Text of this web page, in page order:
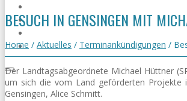
Viel erreicht
Kontakt
BESUCH IN GENSINGEN MIT
Home / Aktuelles / Terminankündigungen /
Der Landtagsabgeordnete Michael Hüttner
um sich die vom Land geförderten Projekte
Gensingen, Alice Schmitt.